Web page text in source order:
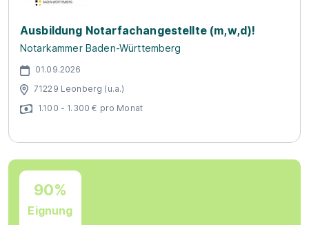
Ausbildung Notarfachangestellte (m,w,d)!
Notarkammer Baden-Württemberg
01.09.2026
71229 Leonberg (u.a.)
1.100 - 1.300 € pro Monat
90%
Eignung